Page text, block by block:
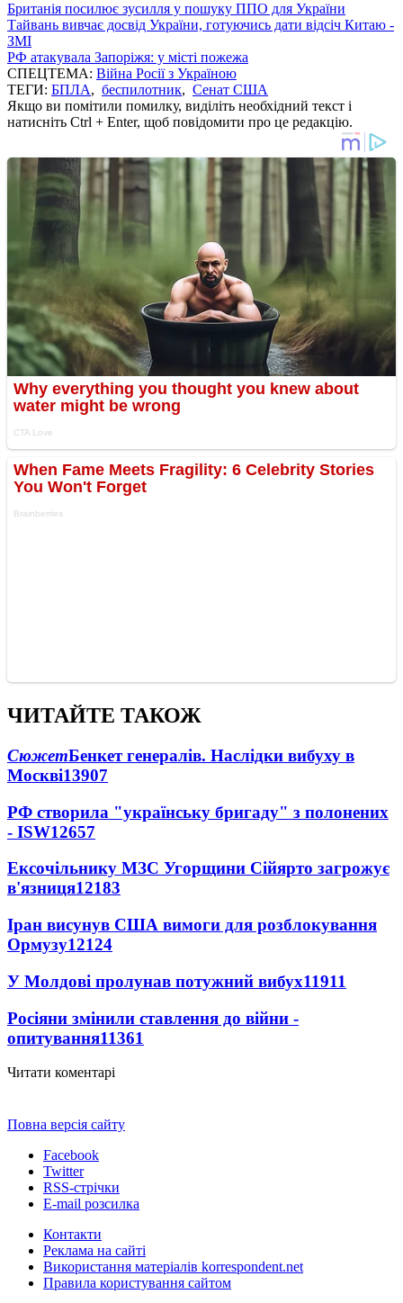
Британія посилює зусилля у пошуку ППО для України
Тайвань вивчає досвід України, готуючись дати відсіч Китаю -
ЗМІ
РФ атакувала Запоріжя: у місті пожежа
СПЕЦТЕМА: Війна Росії з Україною
ТЕГИ: БПЛА, беспилотник, Сенат США
Якщо ви помітили помилку, виділіть необхідний текст і
натисніть Ctrl + Enter, щоб повідомити про це редакцію.
ЧИТАЙТЕ ТАКОЖ
СюжетБенкет генералів. Наслідки вибуху в
Москві13907
РФ створила "українську бригаду" з полонених
- ISW12657
Ексочільнику МЗС Угорщини Сійярто загрожує
в'язниця12183
Іран висунув США вимоги для розблокування
Ормузу12124
У Молдові пролунав потужний вибух11911
Росіяни змінили ставлення до війни -
опитування11361
Читати коментарі
Повна версія сайту
Facebook
Twitter
RSS-стрічки
E-mail розсилка
Контакти
Реклама на сайті
Використання матеріалів korrespondent.net
Правила користування сайтом